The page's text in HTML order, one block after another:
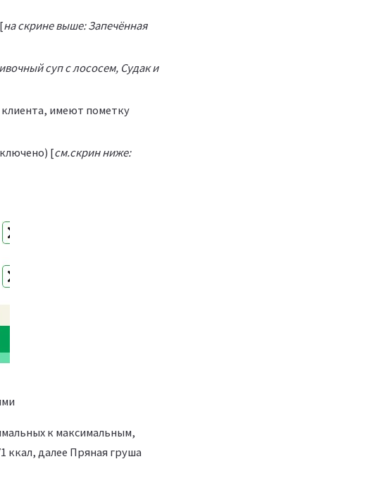
на скрине выше: Запечённая
суп с лососем, Судак и
имеют пометку
[см.скрин ниже:
к максимальным,
ккал, далее Пряная груша